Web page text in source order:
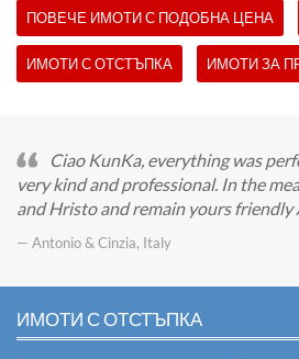
ПОВЕЧЕ ИМОТИ С ПОДОБНА ЦЕНА
ИМОТИ С ОТСТЪПКА ИМОТИ ЗА
Ciao KunKa, everything was
very kind and professional. In the
and Hristo and remain yours friendly
— Antonio & Cinzia, Italy
ИМОТИ С ОТСТЪПКА